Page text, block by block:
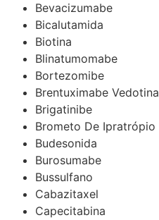
Bevacizumabe
Bicalutamida
Biotina
Blinatumomabe
Bortezomibe
Brentuximabe Vedotina
Brigatinibe
Brometo De Ipratrópio
Budesonida
Burosumabe
Bussulfano
Cabazitaxel
Capecitabina